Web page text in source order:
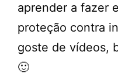
aprender a fazer
proteção contra
goste de vídeos,
🙂